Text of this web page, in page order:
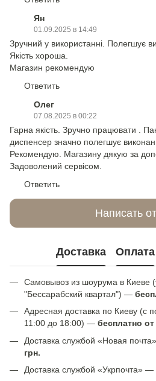
Ян
01.09.2025 в 14:49
Зручний у використанні. Полегшує
Якість хороша.
Магазин рекомендую
Ответить
Олег
07.08.2025 в 00:22
Гарна якість. Зручно працювати .
диспенсер значно полегшує
Рекомендую. Магазину дякую за
Задоволений сервісом.
Ответить
Написать
Доставка Оплата
Самовывоз из шоурума в Киеве
"Бессарабский квартал") —
Адресная доставка по Киеву (с
11:00 до 18:00) — бесплатно от
Доставка службой «Новая
грн.
Доставка службой «Укрпочта» —